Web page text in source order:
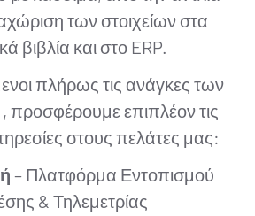
των στοιχείων στα
βιβλία και στο ERP.
πλήρως τις ανάγκες των
επιπλέον τις
στους πελάτες μας:
– Πλατφόρμα Εντοπισμού
& Τηλεμετρίας